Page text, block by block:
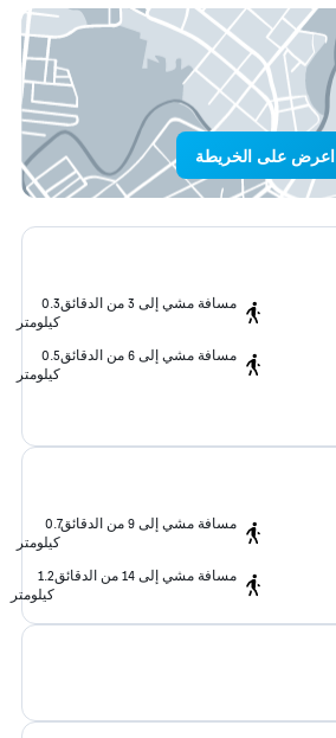
اعرض على الخريطة
مسافة مشي إلى 3 من الدقائق
0.3
كيلومتر
مسافة مشي إلى 6 من الدقائق
0.5
كيلومتر
مسافة مشي إلى 9 من الدقائق
0.7
كيلومتر
مسافة مشي إلى 14 من الدقائق
1.2
كيلومتر